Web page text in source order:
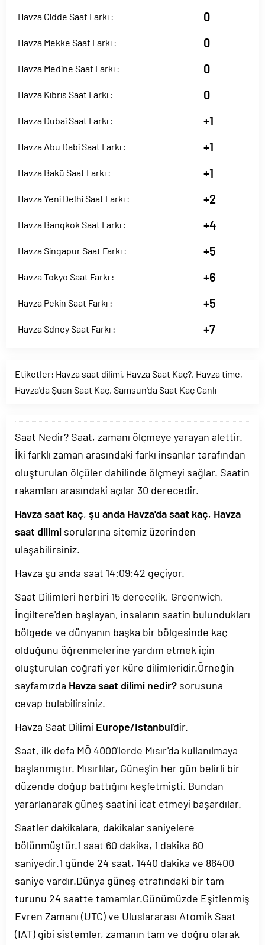
Havza Cidde Saat Farkı : 0
Havza Mekke Saat Farkı : 0
Havza Medine Saat Farkı : 0
Havza Kıbrıs Saat Farkı : 0
Havza Dubai Saat Farkı : +1
Havza Abu Dabi Saat Farkı : +1
Havza Bakü Saat Farkı : +1
Havza Yeni Delhi Saat Farkı : +2
Havza Bangkok Saat Farkı : +4
Havza Singapur Saat Farkı : +5
Havza Tokyo Saat Farkı : +6
Havza Pekin Saat Farkı : +5
Havza Sdney Saat Farkı : +7
Etiketler: Havza saat dilimi, Havza Saat Kaç?, Havza time,
Havza'da Şuan Saat Kaç, Samsun'da Saat Kaç Canlı
Saat Nedir? Saat, zamanı ölçmeye yarayan alettir.
İki farklı zaman arasındaki farkı insanlar tarafından
oluşturulan ölçüler dahilinde ölçmeyi sağlar. Saatin
rakamları arasındaki açılar 30 derecedir.
Havza saat kaç, şu anda Havza'da saat kaç, Havza
saat dilimi sorularına sitemiz üzerinden
ulaşabilirsiniz.
Havza şu anda saat 14:09:42 geçiyor.
Saat Dilimleri herbiri 15 derecelik, Greenwich,
İngiltere'den başlayan, insaların saatin bulundukları
bölgede ve dünyanın başka bir bölgesinde kaç
olduğunu öğrenmelerine yardım etmek için
oluşturulan coğrafi yer küre dilimleridir.Örneğin
sayfamızda Havza saat dilimi nedir? sorusuna
cevap bulabilirsiniz.
Havza Saat Dilimi Europe/Istanbul'dir.
Saat, ilk defa MÖ 4000'lerde Mısır'da kullanılmaya
başlanmıştır. Mısırlılar, Güneş'in her gün belirli bir
düzende doğup battığını keşfetmişti. Bundan
yararlanarak güneş saatini icat etmeyi başardılar.
Saatler dakikalara, dakikalar saniyelere
bölünmüştür.1 saat 60 dakika, 1 dakika 60
saniyedir.1 günde 24 saat, 1440 dakika ve 86400
saniye vardır.Dünya güneş etrafındaki bir tam
turunu 24 saatte tamamlar.Günümüzde Eşitlenmiş
Evren Zamanı (UTC) ve Uluslararası Atomik Saat
(IAT) gibi sistemler, zamanın tam ve doğru olarak